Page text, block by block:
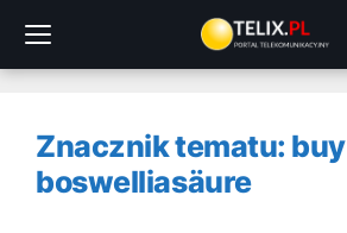
treści
Znacznik tematu: buy
boswelliasäure